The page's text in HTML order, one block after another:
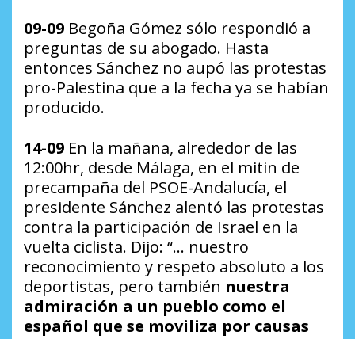
09-09 Begoña Gómez sólo respondió a
preguntas de su abogado. Hasta
entonces Sánchez no aupó las protestas
pro-Palestina que a la fecha ya se habían
producido.
14-09 En la mañana, alrededor de las
12:00hr, desde Málaga, en el mitin de
precampaña del PSOE-Andalucía, el
presidente Sánchez alentó las protestas
contra la participación de Israel en la
vuelta ciclista. Dijo: “… nuestro
reconocimiento y respeto absoluto a los
deportistas, pero también nuestra
admiración a un pueblo como el
español que se moviliza por causas